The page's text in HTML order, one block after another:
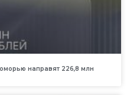
направят 226,8 млн